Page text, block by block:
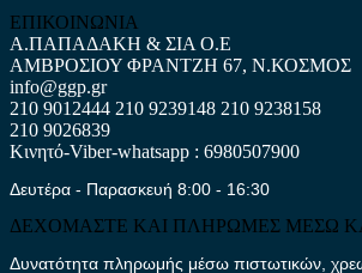
ΕΠΙΚΟΙΝΩΝΙΑ
Α.ΠΑΠΑΔΑΚΗ & ΣΙΑ Ο.Ε
ΑΜΒΡΟΣΙΟΥ ΦΡΑΝΤΖΗ 67, Ν.ΚΟΣΜΟΣ
info@ggp.gr
210 9012444 210 9239148 210 9238158
210 9026839
Κινητό-Viber-whatsapp : 6980507900
Δευτέρα - Παρασκευή 8:00 - 16:30
ΔΕΧΟΜΑΣΤΕ ΚΑΙ ΠΛΗΡΩΜΕΣ ΜΕΣΩ
Δυνατότητα πληρωμής μέσω πιστωτικών,